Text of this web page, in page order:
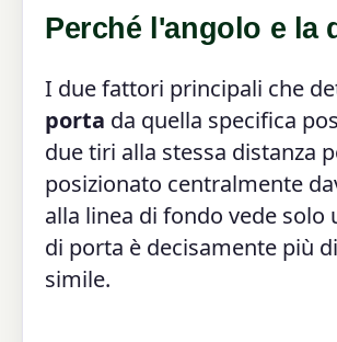
Perché l'angolo e la
I due fattori principali che
porta da quella specifica
due tiri alla stessa distanza
posizionato centralmente
alla linea di fondo vede
di porta è decisamente più
simile.